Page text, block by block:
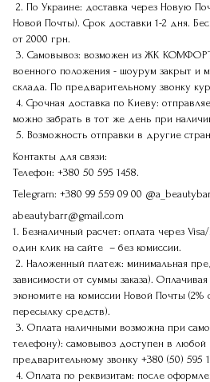
2. По Украине: доставка через Новую
Новой Почты). Срок доставки 1-2 дня.
от 2000 грн.
3. Самовывоз: возможен из ЖК
военного положения - шоурум закрыт и
склада. По предварительному звонку
4. Срочная доставка по Киеву:
можно забрать в тот же день при
5. Возможность отправки в другие
Контакты для связи:
Телефон: +380 50 595 1458.
Telegram: +380 99 559 09 00
abeautybarr@gmail.com
1. Безналичный расчет: оплата через
один клик на сайте – без комиссии.
2. Наложенный платеж: минимальная
зависимости от суммы заказа).
экономите на комиссии Новой Почты (2%
пересылку средств).
3. Оплата наличными возможна при
телефону): самовывоз доступен в любой
предварительному звонку +380 (50) 595
4. Оплата по реквизитам: после